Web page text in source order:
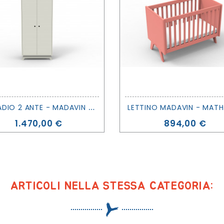
A
RMADIO 2 ANTE - MADAVIN - MATHY BY BOLS
Prezzo
1.470,00 € Prezzo
894,00 €
ARTICOLI NELLA STESSA CATEGORIA: